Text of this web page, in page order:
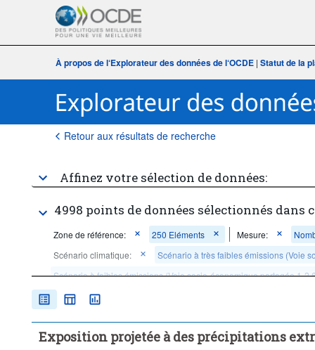
À propos de l‘Explorateur des données de l‘OCDE | Statut de la
Retour aux résultats de recherche
Affinez votre sélection de données:
4998 points de données sélectionnés dans
Zone de référence: 250 Eléments Mesure:
Scénario climatique:
Scénario à très faibles émissions (Voie
Scénario à faibles émissions (Voie socio-économique partagée 1-
Scénario d'émissions intermédiaires (Voie socio-économique
Scénario à fortes émissions (Voie socio-économique partagée 5-8.5)
Exposition projetée à des précipitations